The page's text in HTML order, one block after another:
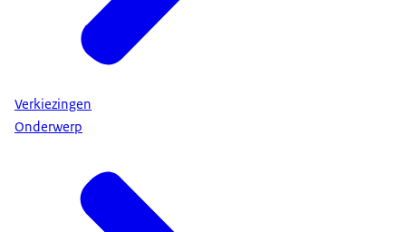
Verkiezingen
Onderwerp